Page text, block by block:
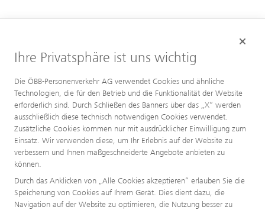
Ihre Privatsphäre ist uns wichtig
Die ÖBB-Personenverkehr AG verwendet Cookies und ähnliche
Technologien, die für den Betrieb und die Funktionalität der Website
erforderlich sind. Durch Schließen des Banners über das „X“ werden
ausschließlich diese technisch notwendigen Cookies verwendet.
Zusätzliche Cookies kommen nur mit ausdrücklicher Einwilligung zum
Einsatz. Wir verwenden diese, um Ihr Erlebnis auf der Website zu
verbessern und Ihnen maßgeschneiderte Angebote anbieten zu
können.
Durch das Anklicken von „Alle Cookies akzeptieren“ erlauben Sie die
Speicherung von Cookies auf Ihrem Gerät. Dies dient dazu, die
Navigation auf der Website zu optimieren, die Nutzung besser zu